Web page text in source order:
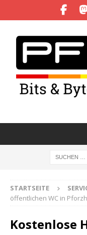
STARTSEITE
öffentlichen WC in
Kostenlose